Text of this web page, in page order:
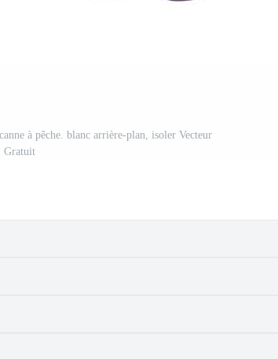
à pêche. blanc arrière-plan, isoler Vecteur
Gratuit